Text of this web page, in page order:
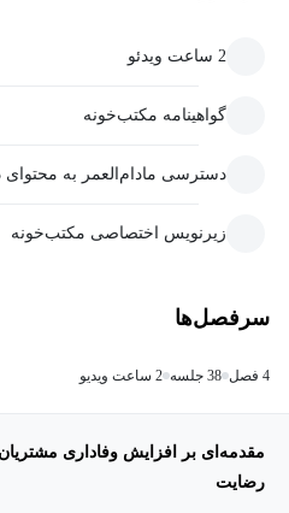
2 ساعت ویدئو
گواهینامه مکتب‌خونه
دسترسی مادام‌العمر به محتوای
زیرنویس اختصاصی مکتب‌خونه
سرفصل‌ها
4 فصل 38 جلسه 2 ساعت ویدیو
مقدمه‌ای بر افزایش وفاداری
رضایت